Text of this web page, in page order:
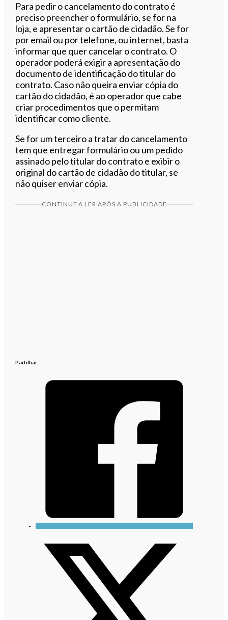
Para pedir o cancelamento do contrato é
preciso preencher o formulário, se for na
loja, e apresentar o cartão de cidadão. Se for
por email ou por telefone, ou internet, basta
informar que quer cancelar o contrato. O
operador poderá exigir a apresentação do
documento de identificação do titular do
contrato. Caso não queira enviar cópia do
cartão do cidadão, é ao operador que cabe
criar procedimentos que o permitam
identificar como cliente.
Se for um terceiro a tratar do cancelamento
tem que entregar formulário ou um pedido
assinado pelo titular do contrato e exibir o
original do cartão de cidadão do titular, se
não quiser enviar cópia.
CONTINUE A LER APÓS A PUBLICIDADE
Partilhar